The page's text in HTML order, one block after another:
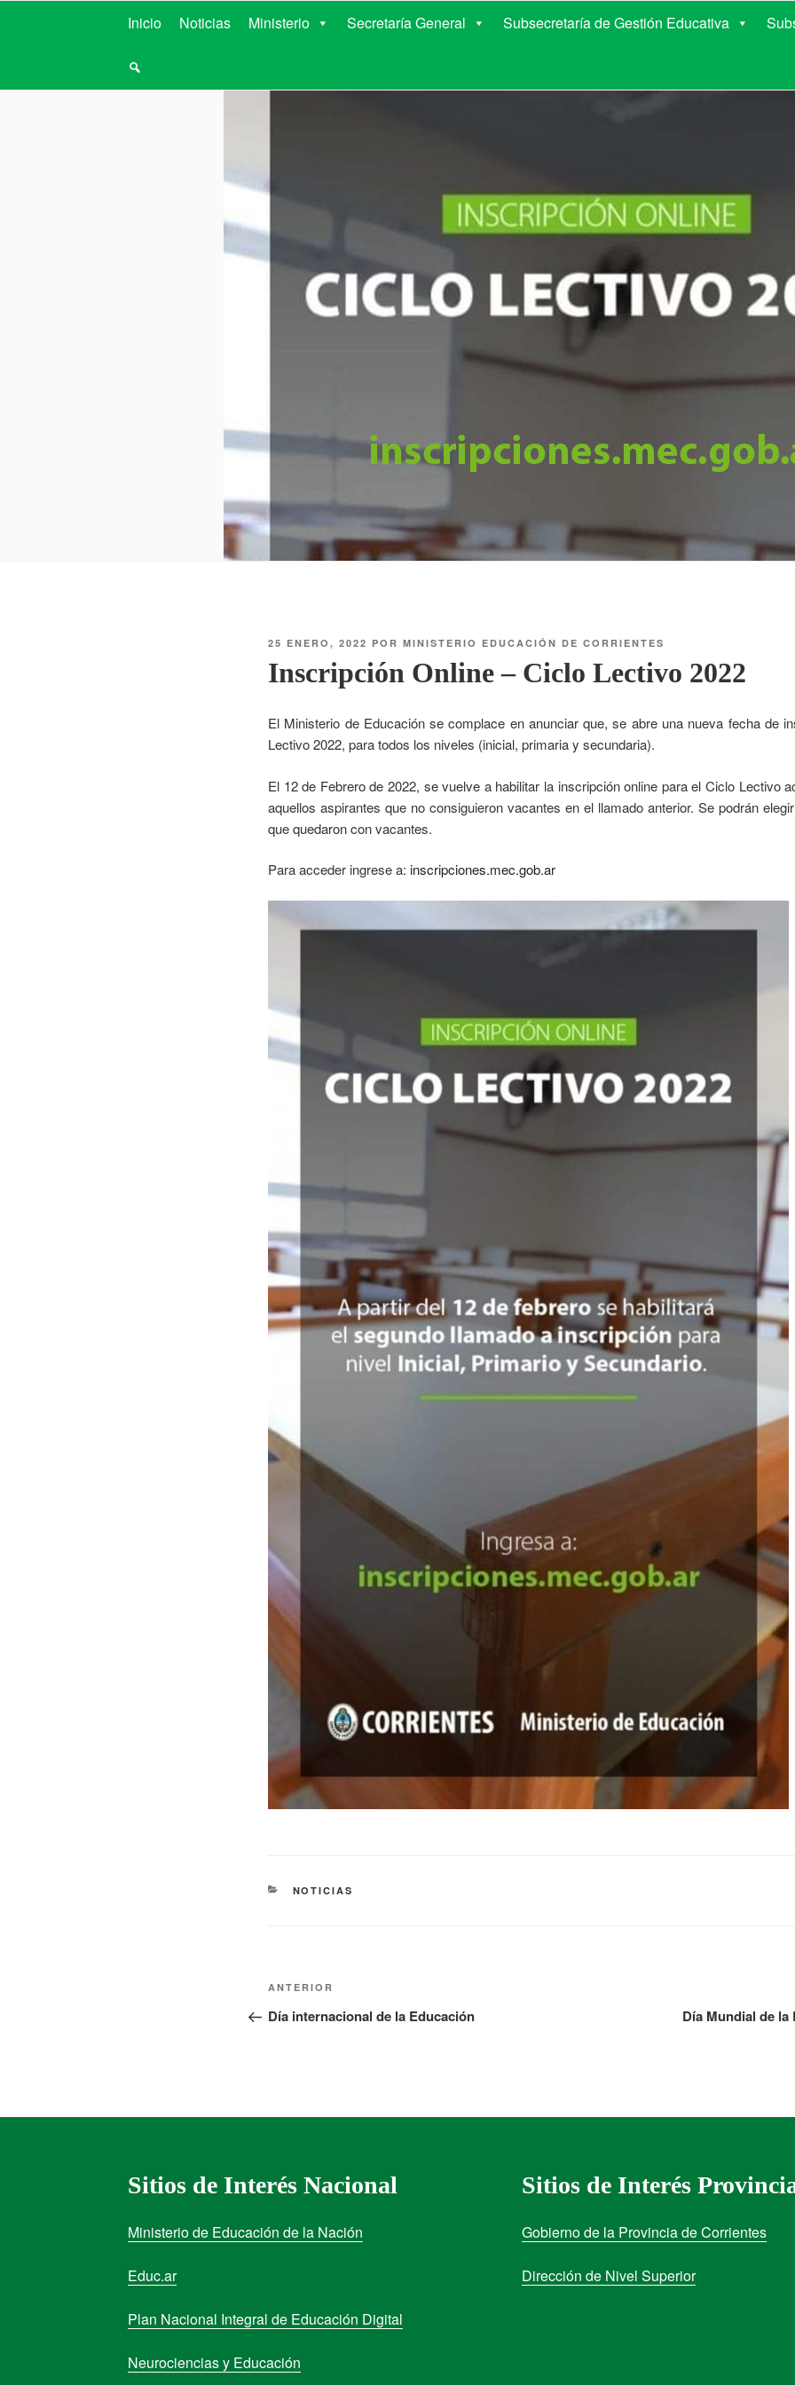
MINISTERIO DE EDUCACIÓN DE
Inicio Noticias Ministerio Secretaría General Subsecretaría de Gestión Educativa
25 ENERO, 2022 POR MINISTERIO EDUCACIÓN DE CORRIENTES
Inscripción Online – Ciclo Lectivo 2022
El Ministerio de Educación se complace en anunciar que, se abre una nueva fecha de
Lectivo 2022, para todos los niveles (inicial, primaria y secundaria).
El 12 de Febrero de 2022, se vuelve a habilitar la inscripción online para el Ciclo Lectivo
aquellos aspirantes que no consiguieron vacantes en el llamado anterior. Se podrán
que quedaron con vacantes.
Para acceder ingrese a: inscripciones.mec.gob.ar
NOTICIAS
ANTERIOR
Día internacional de la Educación Día Mundial de
Sitios de Interés Nacional
Ministerio de Educación de la Nación
Educ.ar
Plan Nacional Integral de Educación Digital
Neurociencias y Educación
Sitios de Interés
Gobierno de la Provincia de Corrientes
Dirección de Nivel Superior